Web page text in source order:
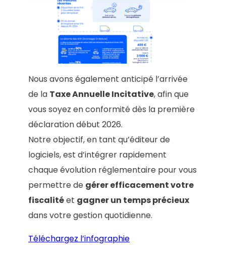
Nous avons également anticipé l’arrivée
de la Taxe Annuelle Incitative, afin que
vous soyez en conformité dès la première
déclaration début 2026.
Notre objectif, en tant qu’éditeur de
logiciels, est d’intégrer rapidement
chaque évolution réglementaire pour vous
permettre de gérer efficacement votre
fiscalitéet gagner un temps précieux
dans votre gestion quotidienne.
Téléchargez l’infographie